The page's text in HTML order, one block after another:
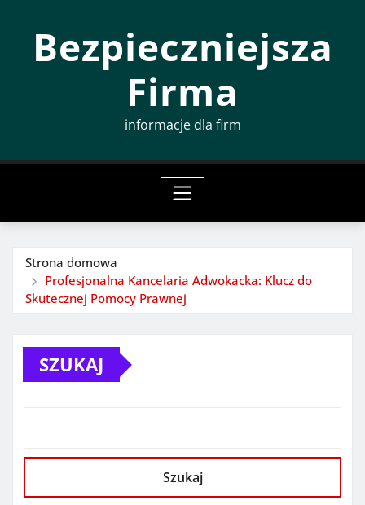
Bezpieczniejsza
Firma
informacje dla firm
Strona domowa
Profesjonalna Kancelaria Adwokacka: Klucz do
Skutecznej Pomocy Prawnej
SZUKAJ
Szukaj